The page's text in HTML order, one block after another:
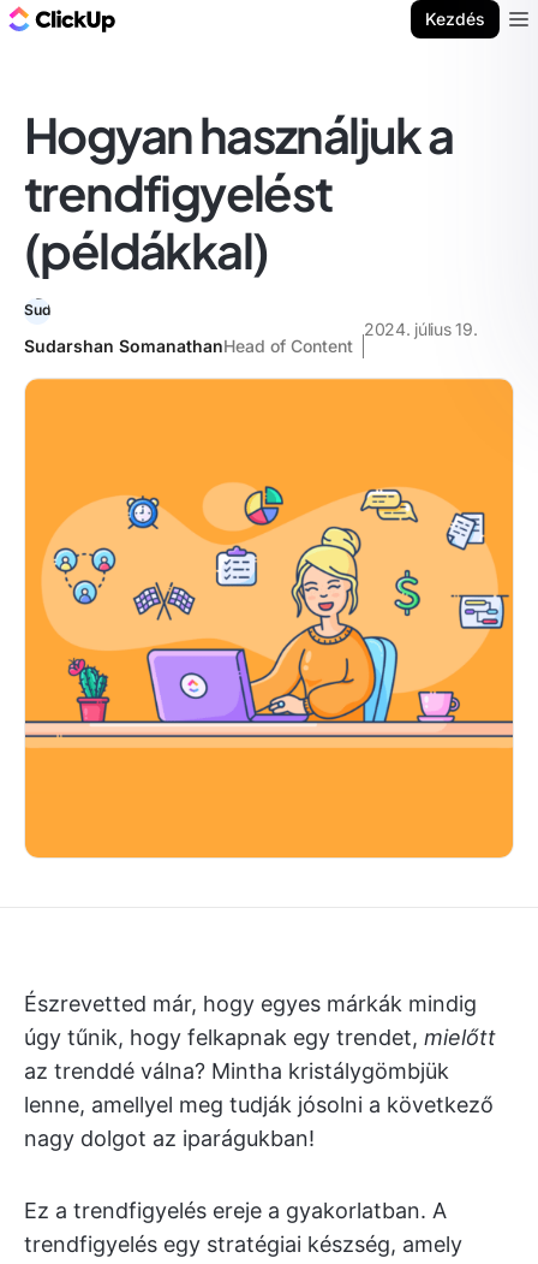
Kezdés
Hogyan használjuk a
trendfigyelést
(példákkal)
Sudarshan SomanathanHead of Content
2024. július 19.
Észrevetted már, hogy egyes márkák mindig
úgy tűnik, hogy felkapnak egy trendet, mielőtt
az trenddé válna? Mintha kristálygömbjük
lenne, amellyel meg tudják jósolni a következő
nagy dolgot az iparágukban!
Ez a trendfigyelés ereje a gyakorlatban. A
trendfigyelés egy stratégiai készség, amely